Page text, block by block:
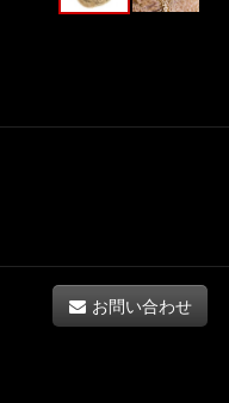
お問い合わせ